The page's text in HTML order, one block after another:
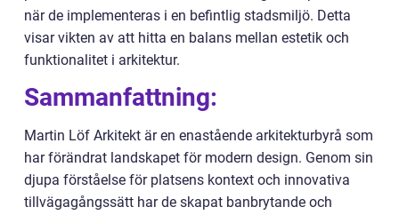
när de implementeras i en befintlig stadsmiljö. Detta
visar vikten av att hitta en balans mellan estetik och
funktionalitet i arkitektur.
Sammanfattning:
Martin Löf Arkitekt är en enastående arkitekturbyrå som
har förändrat landskapet för modern design. Genom sin
djupa förståelse för platsens kontext och innovativa
tillvägagångssätt har de skapat banbrytande och